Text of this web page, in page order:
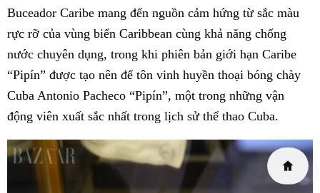
Buceador Caribe mang đến nguồn cảm hứng từ sắc màu
rực rỡ của vùng biển Caribbean cùng khả năng chống
nước chuyên dụng, trong khi phiên bản giới hạn Caribe
“Pipín” được tạo nên để tôn vinh huyền thoại bóng chày
Cuba Antonio Pacheco “Pipín”, một trong những vận
động viên xuất sắc nhất trong lịch sử thể thao Cuba.